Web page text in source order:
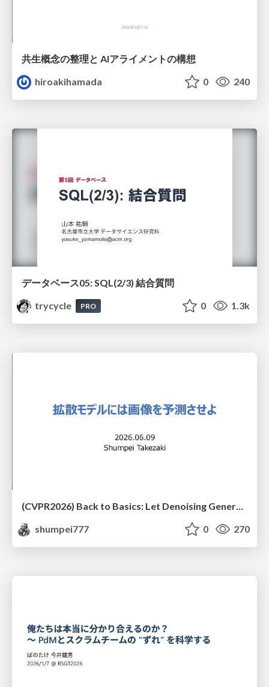
共生概念の整理と AIアライメントの構想
hiroakihamada
0 240
データベース05: SQL(2/3) 結合質問
trycycle
PRO 0 1.3k
(CVPR2026) Back to Basics: Let Denoising Generative Models Denoise
shumpei777
0 270